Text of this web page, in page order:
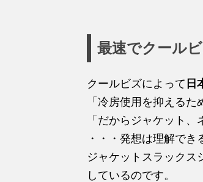
最速でクール
クールビズによって 日
「冷房使用を抑えるた
「だからジャケット、
・・・発想は理解でき
ジャケットスラックス
しているのです。